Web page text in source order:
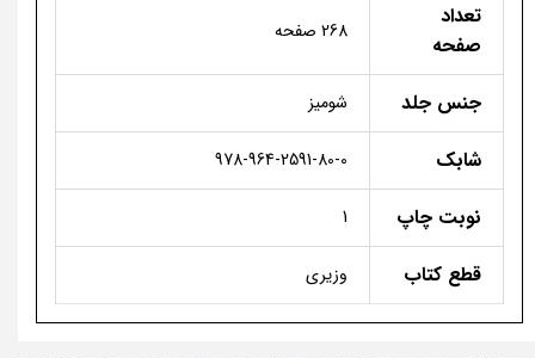
تعداد
صفحه
268 صفحه
جنس جلد شومیز
شابک 978-964-2591-80-0
نوبت چاپ 1
قطع کتاب وزیری